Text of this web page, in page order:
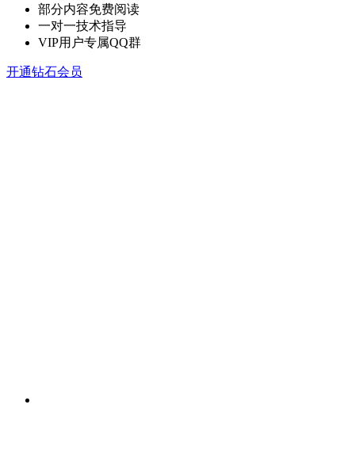
部分内容免费阅读
一对一技术指导
VIP用户专属QQ群
开通钻石会员